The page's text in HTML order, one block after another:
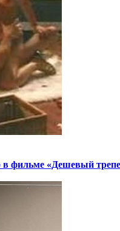
фильме «Дешевый